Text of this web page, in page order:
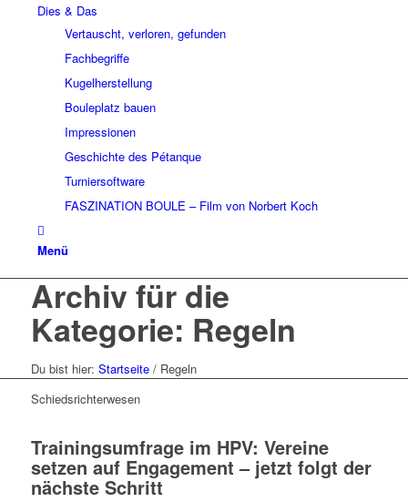
Dies & Das
Vertauscht, verloren, gefunden
Fachbegriffe
Kugelherstellung
Bouleplatz bauen
Impressionen
Geschichte des Pétanque
Turniersoftware
FASZINATION BOULE – Film von Norbert Koch
Menü
Archiv für die
Kategorie: Regeln
Du bist hier: Startseite / Regeln
Schiedsrichterwesen
Trainingsumfrage im HPV: Vereine
setzen auf Engagement – jetzt folgt der
nächste Schritt